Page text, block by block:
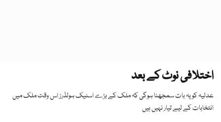
اختلافی نوٹ کے بعد
عدلیہ کو یہ بات سمجھنا ہوگی کہ ملک کے بڑے اسٹیک ہولڈرز اس وقت ملک میں
انتخابات کے لیے تیار نہیں ہیں